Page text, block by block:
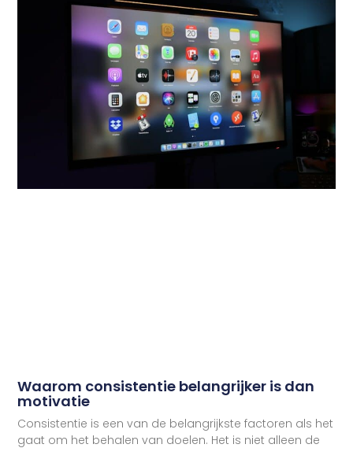
Waarom consistentie belangrijker is dan
motivatie
Consistentie is een van de belangrijkste factoren als het
gaat om het behalen van doelen. Het is niet alleen de